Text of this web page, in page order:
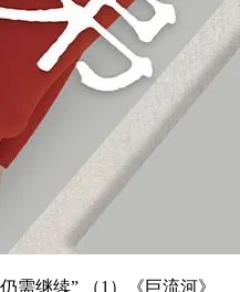
需继续” （1）《巨流河》